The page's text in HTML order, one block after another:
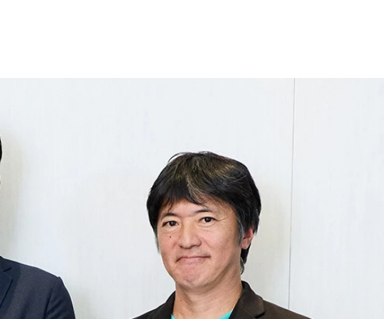
野」。ロゴデザインの基は旧町立倉尾中学校の校章
、保育施設、介護施設なども入っている
ている
能できる